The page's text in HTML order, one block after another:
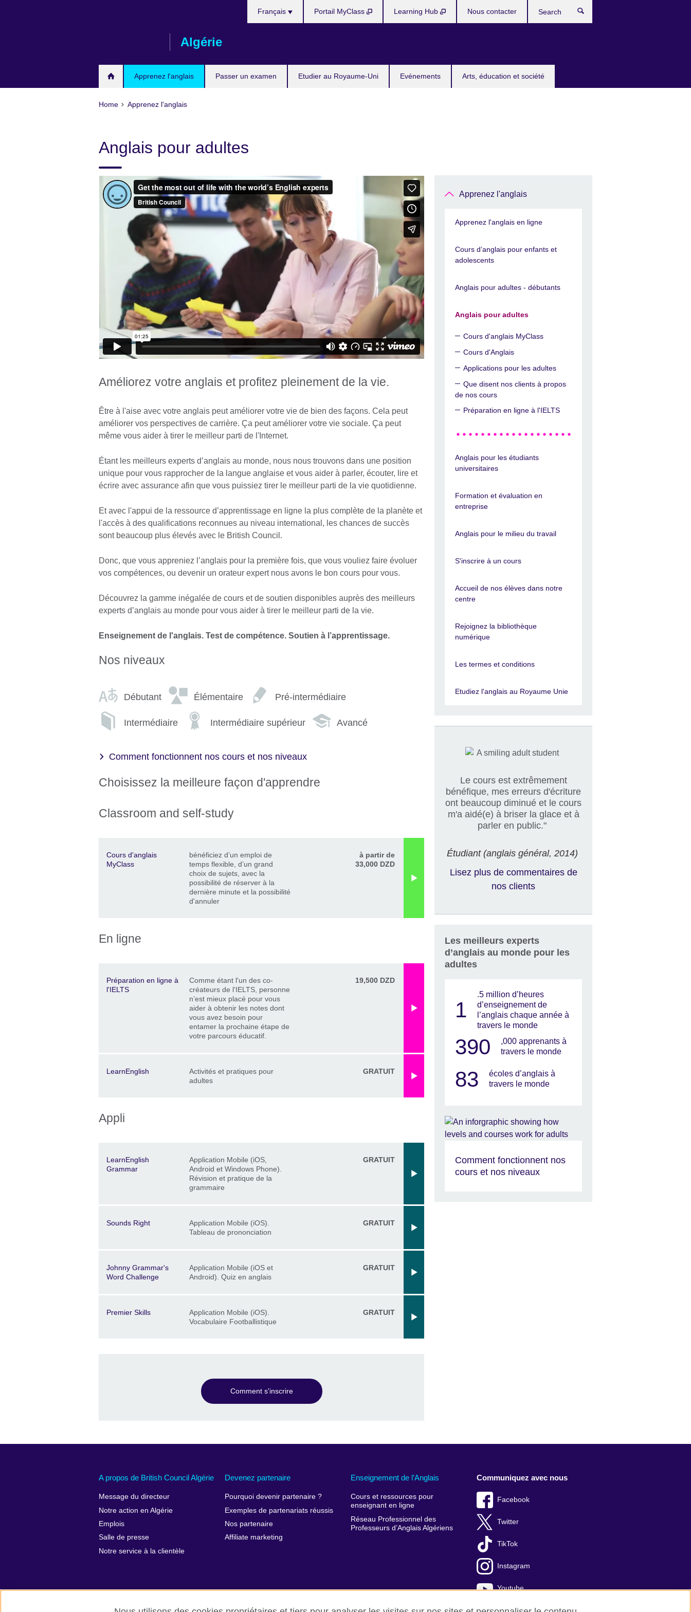
Algérie
Apprenez l'anglais Passer un examen Etudier au Royaume-Uni Evénements Arts, éducation et société
Français Portail MyClass Learning Hub Nous contacter
Home Apprenez l'anglais
Anglais pour adultes
Améliorez votre anglais et profitez pleinement de la vie.
Être à l'aise avec votre anglais peut améliorer votre vie de bien des façons. Cela peut
améliorer vos perspectives de carrière. Ça peut améliorer votre vie sociale. Ça peut
même vous aider à tirer le meilleur parti de l'Internet.
Étant les meilleurs experts d’anglais au monde, nous nous trouvons dans une position
unique pour vous rapprocher de la langue anglaise et vous aider à parler, écouter, lire et
écrire avec assurance afin que vous puissiez tirer le meilleur parti de la vie quotidienne.
Et avec l'appui de la ressource d’apprentissage en ligne la plus complète de la planète et
l'accès à des qualifications reconnues au niveau international, les chances de succès
sont beaucoup plus élevés avec le British Council.
Donc, que vous appreniez l’anglais pour la première fois, que vous vouliez faire évoluer
vos compétences, ou devenir un orateur expert nous avons le bon cours pour vous.
Découvrez la gamme inégalée de cours et de soutien disponibles auprès des meilleurs
experts d’anglais au monde pour vous aider à tirer le meilleur parti de la vie.
Enseignement de l'anglais. Test de compétence. Soutien à l’apprentissage.
Nos niveaux
Débutant Élémentaire Pré-intermédiaire
Intermédiaire Intermédiaire supérieur Avancé
Comment fonctionnent nos cours et nos niveaux
Choisissez la meilleure façon d'apprendre
Classroom and self-study
Cours d'anglais
MyClass
bénéficiez d’un emploi de
temps flexible, d’un grand
choix de sujets, avec la
possibilité de réserver à la
dernière minute et la possibilité
d'annuler
à partir de
33,000 DZD
En ligne
Préparation en ligne à
l'IELTS
Comme étant l'un des co-
créateurs de l'IELTS, personne
n’est mieux placé pour vous
aider à obtenir les notes dont
vous avez besoin pour
entamer la prochaine étape de
votre parcours éducatif.
19,500 DZD
LearnEnglish
Activités et pratiques pour
adultes
GRATUIT
Appli
LearnEnglish
Grammar
Application Mobile (iOS,
Android et Windows Phone).
Révision et pratique de la
grammaire
GRATUIT
Sounds Right
Application Mobile (iOS).
Tableau de prononciation
GRATUIT
Johnny Grammar's
Word Challenge
Application Mobile (iOS et
Android). Quiz en anglais
GRATUIT
Premier Skills
Application Mobile (iOS).
Vocabulaire Footballistique
GRATUIT
Comment s'inscrire
Apprenez l'anglais
Apprenez l'anglais en ligne
Cours d’anglais pour enfants et
adolescents
Anglais pour adultes - débutants
Anglais pour adultes
Cours d'anglais MyClass
Cours d'Anglais
Applications pour les adultes
Que disent nos clients à propos
de nos cours
Préparation en ligne à l'IELTS
Anglais pour les étudiants
universitaires
Formation et évaluation en
entreprise
Anglais pour le milieu du travail
S'inscrire à un cours
Accueil de nos élèves dans notre
centre
Rejoignez la bibliothèque
numérique
Les termes et conditions
Etudiez l'anglais au Royaume Unie
Le cours est extrêmement
bénéfique, mes erreurs d'écriture
ont beaucoup diminué et le cours
m'a aidé(e) à briser la glace et à
parler en public."
Étudiant (anglais général, 2014)
Lisez plus de commentaires de
nos clients
Les meilleurs experts
d’anglais au monde pour les
adultes
1
.5 million d’heures
d’enseignement de
l’anglais chaque année à
travers le monde
390
,000 apprenants à
travers le monde
83
écoles d’anglais à
travers le monde
Comment fonctionnent nos
cours et nos niveaux
A propos de British Council Algérie
Message du directeur
Notre action en Algérie
Emplois
Salle de presse
Notre service à la clientèle
Devenez partenaire
Pourquoi devenir partenaire ?
Exemples de partenariats réussis
Nos partenaire
Affiliate marketing
Enseignement de l’Anglais
Cours et ressources pour
enseignant en ligne
Réseau Professionnel des
Professeurs d’Anglais Algériens
Communiquez avec nous
Facebook
Twitter
TikTok
Instagram
Youtube